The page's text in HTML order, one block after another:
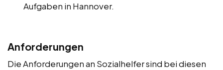
Aufgaben in Hannover.
Anforderungen
Die Anforderungen an Sozialhelfer sind bei diesen